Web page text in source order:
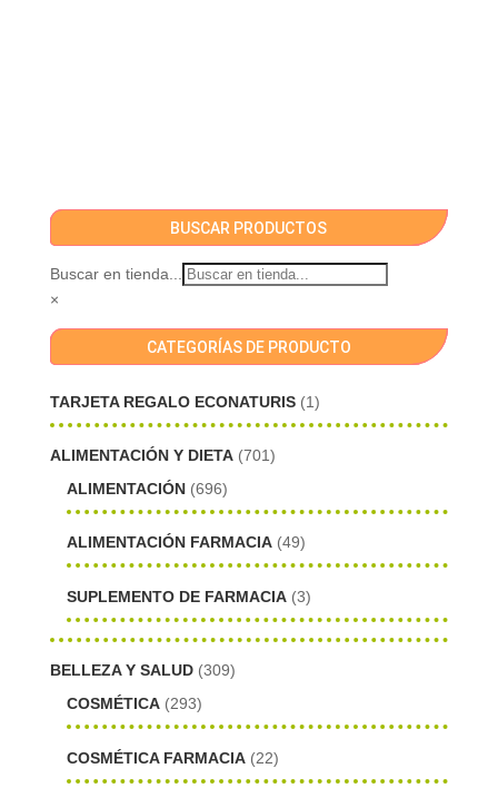
BUSCAR PRODUCTOS
Buscar en tienda...
×
CATEGORÍAS DE PRODUCTO
TARJETA REGALO ECONATURIS (1)
ALIMENTACIÓN Y DIETA (701)
ALIMENTACIÓN (696)
ALIMENTACIÓN FARMACIA (49)
SUPLEMENTO DE FARMACIA (3)
BELLEZA Y SALUD (309)
COSMÉTICA (293)
COSMÉTICA FARMACIA (22)